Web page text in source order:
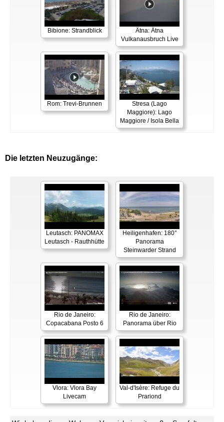
Bibione: Strandblick
Ätna: Ätna
Vulkanausbruch Live
Rom: Trevi-Brunnen
Stresa (Lago
Maggiore): Lago
Maggiore / Isola Bella
Die letzten Neuzugänge:
Leutasch: PANOMAX
Leutasch - Rauthhütte
Heiligenhafen: 180°
Panorama
Steinwarder Strand
Rio de Janeiro:
Copacabana Posto 6
Rio de Janeiro:
Panorama über Rio
Vlora: Vlora Bay
Livecam
Val-d'Isère: Refuge du
Prariond